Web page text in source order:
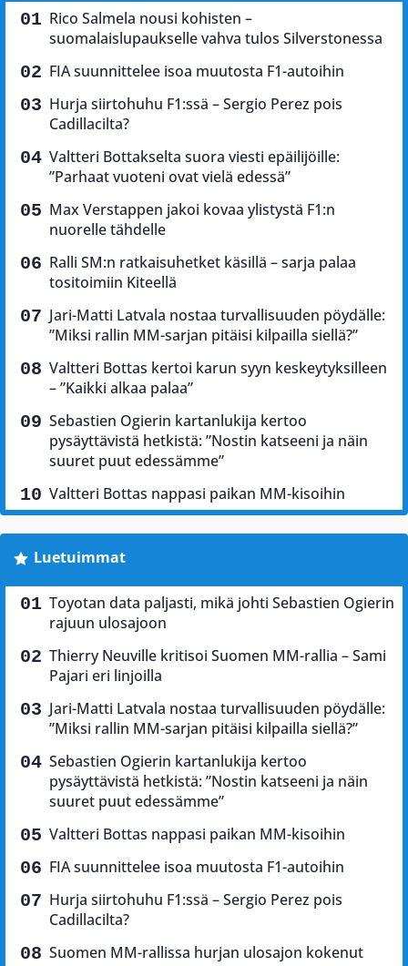
Rico Salmela nousi kohisten –
suomalaislupaukselle vahva tulos Silverstonessa
FIA suunnittelee isoa muutosta F1-autoihin
Hurja siirtohuhu F1:ssä – Sergio Perez pois
Cadillacilta?
Valtteri Bottakselta suora viesti epäilijöille:
”Parhaat vuoteni ovat vielä edessä”
Max Verstappen jakoi kovaa ylistystä F1:n
nuorelle tähdelle
Ralli SM:n ratkaisuhetket käsillä – sarja palaa
tositoimiin Kiteellä
Jari-Matti Latvala nostaa turvallisuuden pöydälle:
”Miksi rallin MM-sarjan pitäisi kilpailla siellä?”
Valtteri Bottas kertoi karun syyn keskeytyksilleen
– ”Kaikki alkaa palaa”
Sebastien Ogierin kartanlukija kertoo
pysäyttävistä hetkistä: ”Nostin katseeni ja näin
suuret puut edessämme”
Valtteri Bottas nappasi paikan MM-kisoihin
Luetuimmat
Toyotan data paljasti, mikä johti Sebastien Ogierin
rajuun ulosajoon
Thierry Neuville kritisoi Suomen MM-rallia – Sami
Pajari eri linjoilla
Jari-Matti Latvala nostaa turvallisuuden pöydälle:
”Miksi rallin MM-sarjan pitäisi kilpailla siellä?”
Sebastien Ogierin kartanlukija kertoo
pysäyttävistä hetkistä: ”Nostin katseeni ja näin
suuret puut edessämme”
Valtteri Bottas nappasi paikan MM-kisoihin
FIA suunnittelee isoa muutosta F1-autoihin
Hurja siirtohuhu F1:ssä – Sergio Perez pois
Cadillacilta?
Suomen MM-rallissa hurjan ulosajon kokenut